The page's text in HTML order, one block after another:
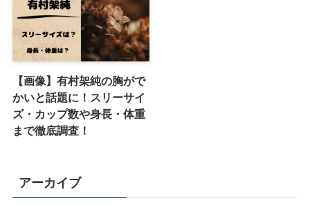
【画像】有村架純の胸がで
かいと話題に！スリーサイ
ズ・カップ数や身長・体重
まで徹底調査！
アーカイブ